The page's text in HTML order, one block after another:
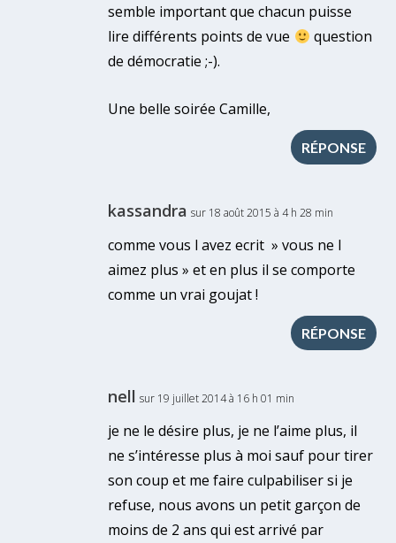
semble important que chacun puisse
lire différents points de vue
question
de démocratie ;-).
Une belle soirée Camille,
RÉPONSE
kassandra sur 18 août 2015 à 4 h 28 min
comme vous l avez ecrit » vous ne l
aimez plus » et en plus il se comporte
comme un vrai goujat !
RÉPONSE
nell sur 19 juillet 2014 à 16 h 01 min
je ne le désire plus, je ne l’aime plus, il
ne s’intéresse plus à moi sauf pour tirer
son coup et me faire culpabiliser si je
refuse, nous avons un petit garçon de
moins de 2 ans qui est arrivé par